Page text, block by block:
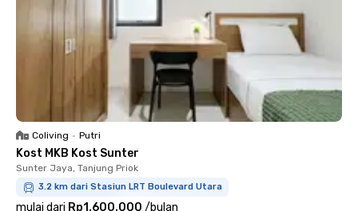
Coliving • Putri
Kost MKB Kost Sunter
Sunter Jaya, Tanjung Priok
3.2 km dari Stasiun LRT Boulevard Utara
mulai dari Rp1.600.000 /bulan